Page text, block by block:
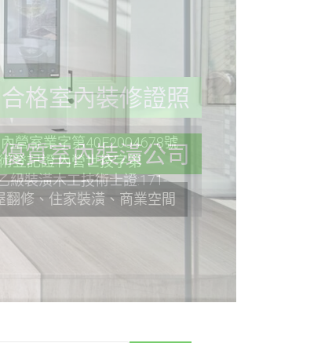
合格室內裝修證照
營室業字第40E2004678號
登記證:內營世技字第
級裝潢木工技術士證:171-